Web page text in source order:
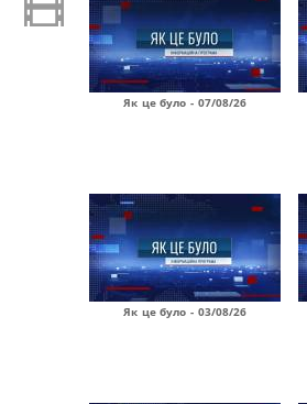
Як це було - 07/08/26
Як це було - 03/08/26